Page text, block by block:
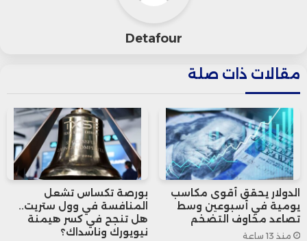
الرمادية (الموازية)”.Detafour
مقالات ذات صلة
الدولار يحقق أقوى مكاسب
يومية في أسبوعين وسط
تصاعد مخاوف التضخم
منذ 13 ساعة
بورصة تكساس تشعل
المنافسة في وول ستريت..
هل تنجح في كسر هيمنة
نيويورك وناسداك؟